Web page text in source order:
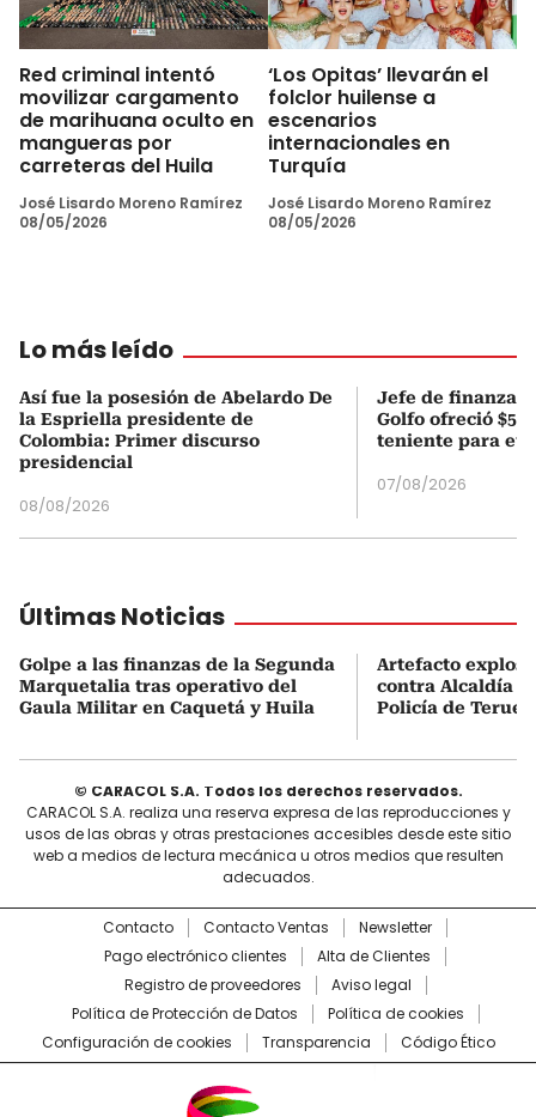
Red criminal intentó
movilizar cargamento
de marihuana oculto en
mangueras por
carreteras del Huila
José Lisardo Moreno Ramírez
08/05/2026
‘Los Opitas’ llevarán el
folclor huilense a
escenarios
internacionales en
Turquía
José Lisardo Moreno Ramírez
08/05/2026
Lo más leído
Así fue la posesión de Abelardo De
la Espriella presidente de
Colombia: Primer discurso
presidencial
08/08/2026
Jefe de finanzas
Golfo ofreció
teniente para
07/08/2026
Últimas Noticias
Golpe a las finanzas de la Segunda
Marquetalia tras operativo del
Gaula Militar en Caquetá y Huila
Artefacto
contra Alcaldía y
Policía de
© CARACOL S.A. Todos los derechos reservados.
CARACOL S.A. realiza una reserva expresa de las reproducciones y
usos de las obras y otras prestaciones accesibles desde este sitio
web a medios de lectura mecánica u otros medios que resulten
adecuados.
Contacto Contacto Ventas
Newsletter
Pago electrónico clientes
Alta de Clientes
Registro de proveedores
Aviso legal
Política de Protección de Datos
Política de cookies
Configuración de cookies
Transparencia Código Ético